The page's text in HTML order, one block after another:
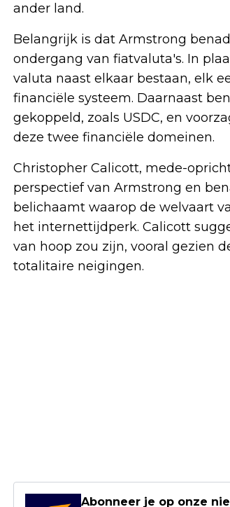
ander land.
Belangrijk is dat Armstrong
ondergang van fiatvaluta's. In
valuta naast elkaar bestaan, elk
financiële systeem. Daarnaast
gekoppeld, zoals USDC, en
deze twee financiële domeinen.
Christopher Calicott, mede-
perspectief van Armstrong en
belichaamt waarop de welvaart
het internettijdperk. Calicott
van hoop zou zijn, vooral gezien
totalitaire neigingen.
Abonneer je op onze